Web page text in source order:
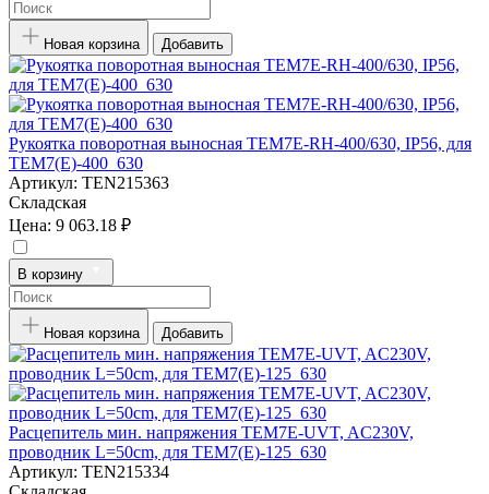
Новая корзина Добавить
Рукоятка поворотная выносная TEM7E-RH-400/630, IP56, для
TEM7(E)-400_630
Артикул: TEN215363
Складская
Цена: 9 063.18 ₽
В корзину
Новая корзина Добавить
Расцепитель мин. напряжения TEM7E-UVT, AC230V,
проводник L=50cm, для TEM7(E)-125_630
Артикул: TEN215334